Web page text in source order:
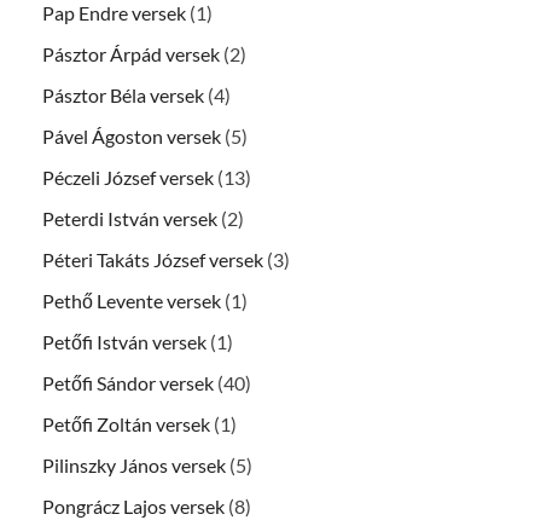
Pap Endre versek (1)
Pásztor Árpád versek (2)
Pásztor Béla versek (4)
Pável Ágoston versek (5)
Péczeli József versek (13)
Peterdi István versek (2)
Péteri Takáts József versek (3)
Pethő Levente versek (1)
Petőfi István versek (1)
Petőfi Sándor versek (40)
Petőfi Zoltán versek (1)
Pilinszky János versek (5)
Pongrácz Lajos versek (8)